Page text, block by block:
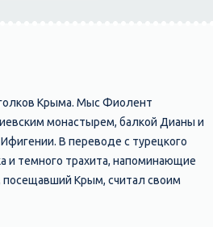
Крыма. Мыс Фиолент
монастырем, балкой Дианы и
В переводе с турецкого
и темного трахита, напоминающие
Крым, считал своим
Александр I и Николай II, князь